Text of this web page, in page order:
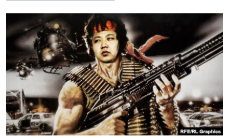
Вернутся
поиску
КАВКАЗ.РЕАЛИИ
СЕВЕР.РЕАЛИИ
СИБИРЬ.РЕАЛИИ
РАСПИСАНИЕ ВЕЩАНИЯ
ПОДПИШИТЕСЬ НА РАССЫЛКУ
СОЦИАЛЬНЫЕ СЕТИ